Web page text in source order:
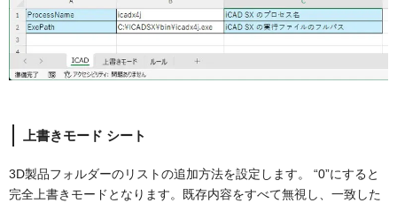
上書きモード シート
3D製品フォルダーのリストの追加方法を設定します。 “0”にすると
完全上書きモードとなります。既存内容をすべて無視し、一致した